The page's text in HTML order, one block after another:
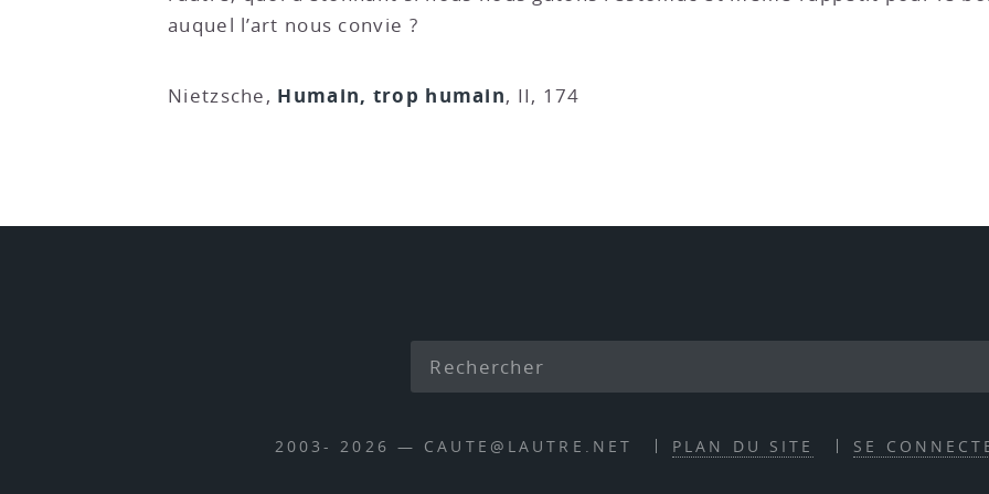
auquel l’art nous convie ?
Nietzsche, Humain, trop humain, II, 174
2003- 2026 — CAUTE@LAUTRE.NET PLAN DU SITE SE